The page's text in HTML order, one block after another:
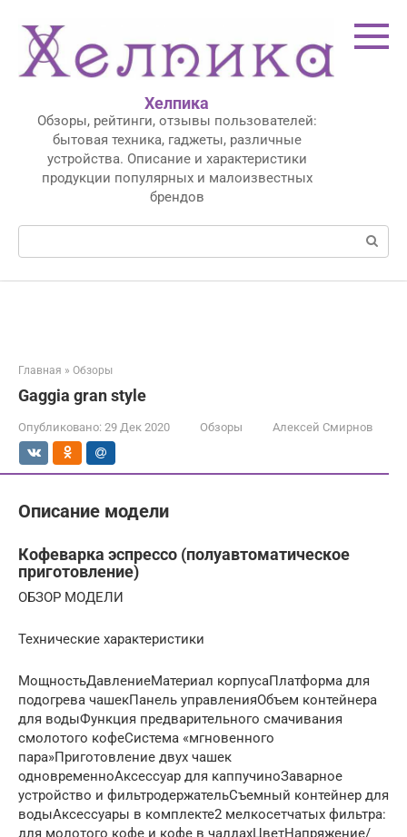
контенту
Хелпика
Обзоры, рейтинги, отзывы пользователей:
бытовая техника, гаджеты, различные
устройства. Описание и характеристики
продукции популярных и малоизвестных
брендов
Поиск:
Главная » Обзоры
Gaggia gran style
Опубликовано: 29 Дек 2020 Обзоры Алексей Смирнов
Описание модели
Кофеварка эспрессо (полуавтоматическое
приготовление)
ОБЗОР МОДЕЛИ
Технические характеристики
МощностьДавлениеМатериал корпусаПлатформа для
подогрева чашекПанель управленияОбъем контейнера
для водыФункция предварительного смачивания
смолотого кофеCистема «мгновенного
пара»Приготовление двух чашек
одновременноАксессуар для каппучиноЗаварное
устройство и фильтродержательСъемный контейнер для
водыАксессуары в комплекте2 мелкосетчатых фильтра:
для молотого кофе и кофе в чалдахЦветНапряжение/